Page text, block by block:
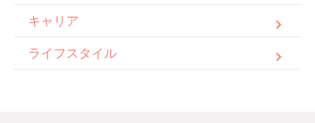
キャリア
ライフスタイル